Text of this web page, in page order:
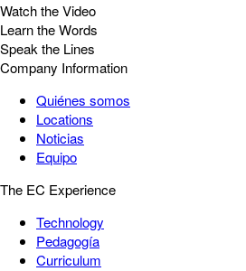
Watch the Video
Learn the Words
Speak the Lines
Company Information
Quiénes somos
Locations
Noticias
Equipo
The EC Experience
Technology
Pedagogía
Curriculum